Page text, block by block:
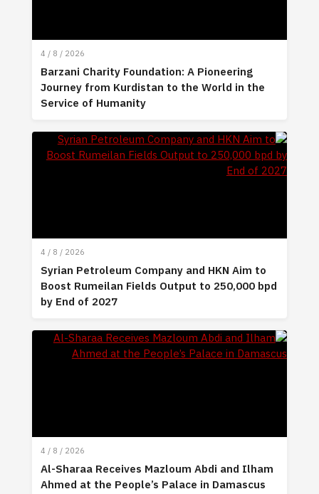
4 / 8 / 2026
Barzani Charity Foundation: A Pioneering
Journey from Kurdistan to the World in the
Service of Humanity
4 / 8 / 2026
Syrian Petroleum Company and HKN Aim to
Boost Rumeilan Fields Output to 250,000 bpd
by End of 2027
4 / 8 / 2026
Al-Sharaa Receives Mazloum Abdi and Ilham
Ahmed at the People’s Palace in Damascus